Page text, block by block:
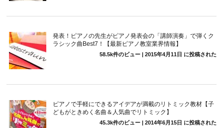
発表！ピアノの先生がピアノ発表会の「講師演奏」で弾くク
ラシック曲Best7！【最新ピアノ教室業界情報】
58.5k件のビュー| 2015年4月11日 に投稿された
ピアノで手軽にできるアイデアが満載のリトミック教材【子
どもがときめく名曲＆人気曲でリトミック】
45.3k件のビュー| 2014年6月15日 に投稿された